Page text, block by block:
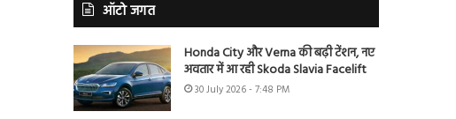
ऑटो जगत
Honda City और Verna की बढ़ी टेंशन, नए
अवतार में आ रही Skoda Slavia Facelift
30 July 2026 - 7:48 PM